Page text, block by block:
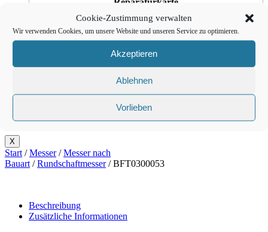
Cookie-Zustimmung verwalten
Wir verwenden Cookies, um unsere Website und unseren Service zu optimieren.
Akzeptieren
Ablehnen
Vorlieben
Download
Kontakt
English
X
Start /Messer/Messer nach
Bauart /Rundschaftmesser/ BFT0300053
Beschreibung
Zusätzliche Informationen